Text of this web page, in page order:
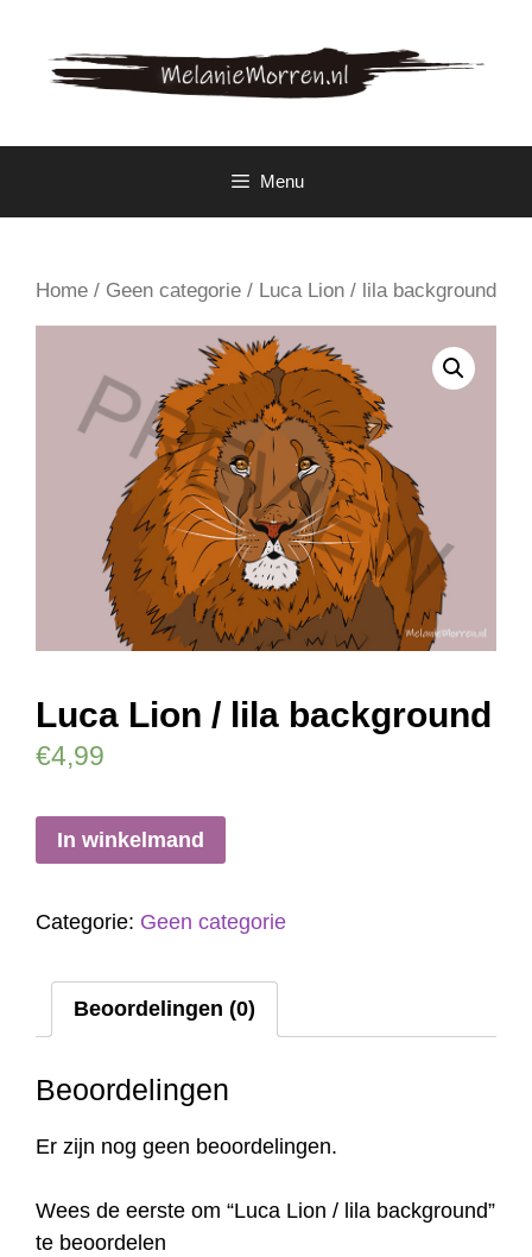
inhoud
Menu
Home / Geen categorie / Luca Lion / lila background
Luca Lion / lila background
€4,99
In winkelmand
Categorie: Geen categorie
Beoordelingen (0)
Beoordelingen
Er zijn nog geen beoordelingen.
Wees de eerste om “Luca Lion / lila background”
te beoordelen